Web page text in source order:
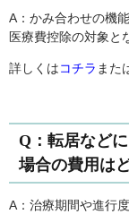
A：かみ合わせの機
医療費控除の対象と
詳しくはコチラ また
Q：転居など
場合の費用は
A：治療期間や進行